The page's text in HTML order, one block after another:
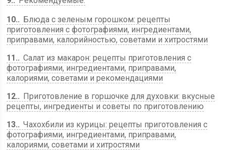
10.
Блюда с зеленым горошком: рецепты
приготовления с фотографиями, ингредиентами,
приправами, калорийностью, советами и хитростями
11.
Салат из макарон: рецепты приготовления с
фотографиями, ингредиентами, приправами,
калориями, советами и рекомендациями
12.
Приготовление в горшочке для духовки: вкусные
рецепты, ингредиенты и советы по приготовлению
13.
Чахохбили из курицы: рецепты приготовления с
фотографиями, ингредиентами, приправами,
калориями, советами и хитростями